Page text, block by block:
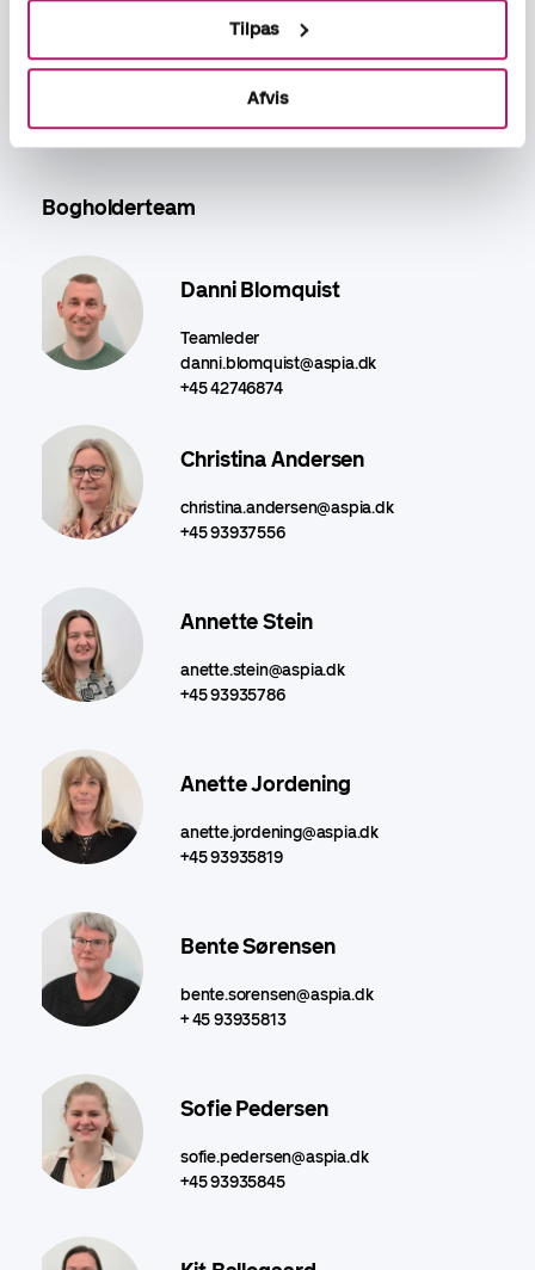
Tilpas
Afvis
Annette Stein
anette.stein@aspia.dk
+45 93935786
Bogholderteam
Danni Blomquist
Teamleder
danni.blomquist@aspia.dk
+45 42746874
Christina Andersen
christina.andersen@aspia.dk
+45 93937556
Annette Stein
anette.stein@aspia.dk
+45 93935786
Anette Jordening
anette.jordening@aspia.dk
+45 93935819
Bente Sørensen
bente.sorensen@aspia.dk
+ 45 93935813
Sofie Pedersen
sofie.pedersen@aspia.dk
+45 93935845